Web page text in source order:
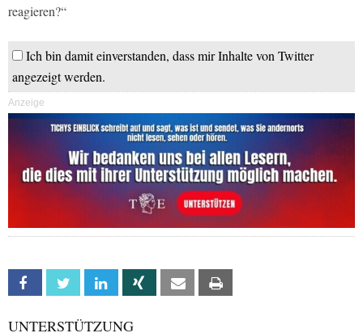
reagieren?“
Ich bin damit einverstanden, dass mir Inhalte von Twitter
angezeigt werden.
Anzeige
Facebook Twitter Linkedin Xing Email
UNTERSTÜTZUNG